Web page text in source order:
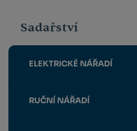
Sadařství
ELEKTRICKÉ NÁŘADÍ
RUČNÍ NÁŘADÍ